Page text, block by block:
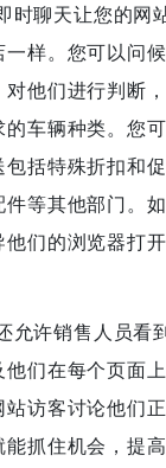
聊天让您的网
样。您可以问
他们进行判断
车辆种类。您
括特殊折扣和
等其他部门。
们的浏览器打
许销售人员看
们在每个页面
访客讨论他们
抓住机会，提